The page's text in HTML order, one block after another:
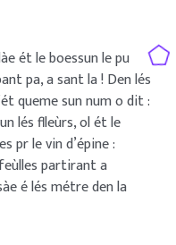
ét le boessun le pu
pa, a sant la ! Den lés
queme sun num o dit :
lés flleùrs, ol ét le
pr le vin d’épine :
partirant a
é lés métre den la